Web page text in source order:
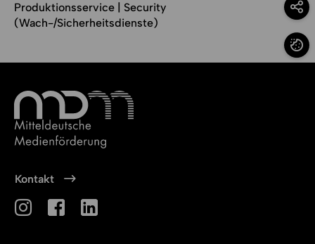
Produktionsservice | Security
(Wach-/Sicherheitsdienste)
Kontakt